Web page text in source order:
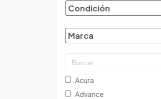
Condición
Marca
Acura
Advance